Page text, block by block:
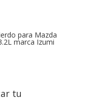
para Mazda
marca Izumi
tu